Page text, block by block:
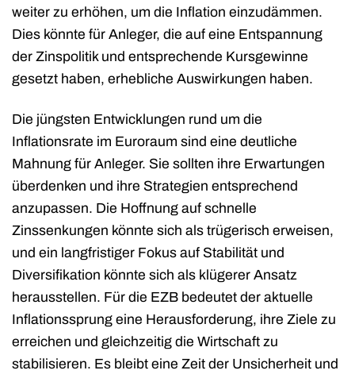
weiter zu erhöhen, um die Inflation einzudämmen.
Dies könnte für Anleger, die auf eine Entspannung
der Zinspolitik und entsprechende Kursgewinne
gesetzt haben, erhebliche Auswirkungen haben.
Die jüngsten Entwicklungen rund um die
Inflationsrate im Euroraum sind eine deutliche
Mahnung für Anleger. Sie sollten ihre Erwartungen
überdenken und ihre Strategien entsprechend
anzupassen. Die Hoffnung auf schnelle
Zinssenkungen könnte sich als trügerisch erweisen,
und ein langfristiger Fokus auf Stabilität und
Diversifikation könnte sich als klügerer Ansatz
herausstellen. Für die EZB bedeutet der aktuelle
Inflationssprung eine Herausforderung, ihre Ziele zu
erreichen und gleichzeitig die Wirtschaft zu
stabilisieren. Es bleibt eine Zeit der Unsicherheit und